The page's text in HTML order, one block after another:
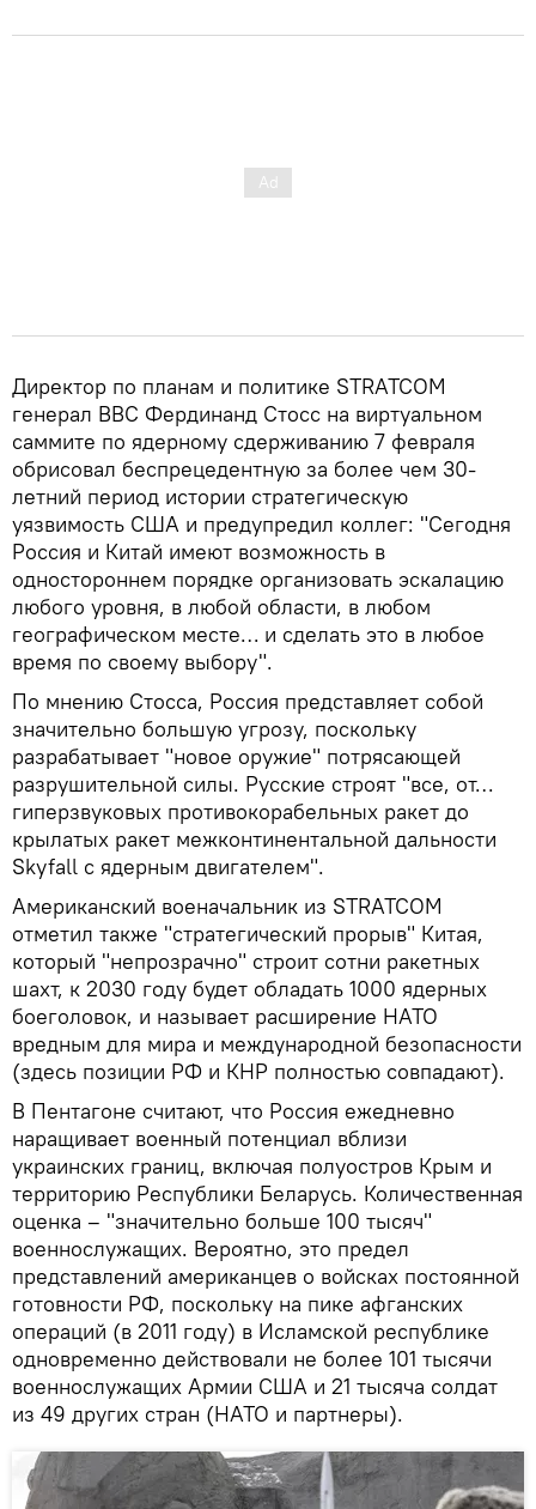
Директор по планам и политике STRATCOM
генерал ВВС Фердинанд Стосс на виртуальном
саммите по ядерному сдерживанию 7 февраля
обрисовал беспрецедентную за более чем 30-
летний период истории стратегическую
уязвимость США и предупредил коллег: "Сегодня
Россия и Китай имеют возможность в
одностороннем порядке организовать эскалацию
любого уровня, в любой области, в любом
географическом месте… и сделать это в любое
время по своему выбору".
По мнению Стосса, Россия представляет собой
значительно большую угрозу, поскольку
разрабатывает "новое оружие" потрясающей
разрушительной силы. Русские строят "все, от…
гиперзвуковых противокорабельных ракет до
крылатых ракет межконтинентальной дальности
Skyfall с ядерным двигателем".
Американский военачальник из STRATCOM
отметил также "стратегический прорыв" Китая,
который "непрозрачно" строит сотни ракетных
шахт, к 2030 году будет обладать 1000 ядерных
боеголовок, и называет расширение НАТО
вредным для мира и международной безопасности
(здесь позиции РФ и КНР полностью совпадают).
В Пентагоне считают, что Россия ежедневно
наращивает военный потенциал вблизи
украинских границ, включая полуостров Крым и
территорию Республики Беларусь. Количественная
оценка – "значительно больше 100 тысяч"
военнослужащих. Вероятно, это предел
представлений американцев о войсках постоянной
готовности РФ, поскольку на пике афганских
операций (в 2011 году) в Исламской республике
одновременно действовали не более 101 тысячи
военнослужащих Армии США и 21 тысяча солдат
из 49 других стран (НАТО и партнеры).